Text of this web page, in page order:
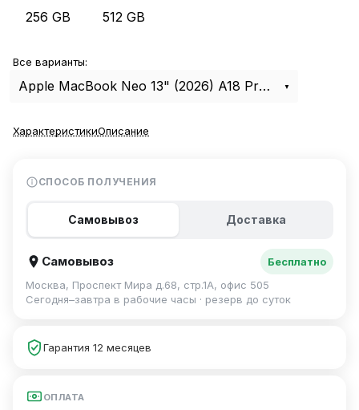
256 GB 512 GB
Все варианты:
Apple MacBook Neo 13" (2026) A18 Pro, 8Gb, 512Gb Citrus MHFE4
ХарактеристикиОписание
СПОСОБ ПОЛУЧЕНИЯ
Самовывоз Доставка
Самовывоз
Бесплатно
Москва, Проспект Мира д.68, стр.1А, офис 505
Сегодня–завтра в рабочие часы · резерв до суток
Гарантия 12 месяцев
ОПЛАТА